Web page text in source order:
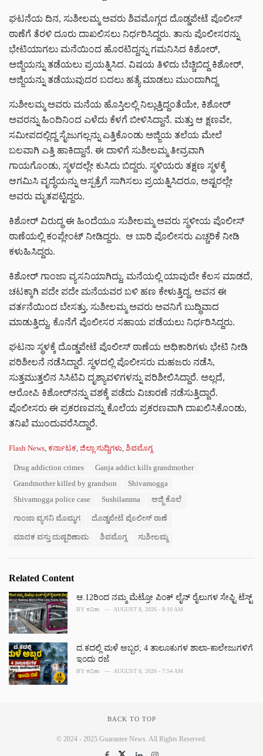
ಘಟನೆಯ ದಿನ, ಸುಶೀಲಮ್ಮ ಅವರು ಶಿವಮೊಗ್ಗದ ದೊಡ್ಡಪೇಟೆ ಪೊಲೀಸ್
ಠಾಣೆಗೆ ತೆರಳಿ ದೂರು ದಾಖಲಿಸಲು ನಿರ್ಧರಿಸಿದ್ದರು. ತಾನು ಪೊಲೀಸರನ್ನು
ಭೇಟಿಯಾಗಲು ಮನೆಯಿಂದ ಹೊರಟಿದ್ದನ್ನು ಗಮನಿಸಿದ ಕಿಶೋರ್,
ಅಜ್ಜಿಯನ್ನು ತಡೆಯಲು ಪ್ರಯತ್ನಿಸಿದ. ವಿಷಯ ತಿಳಿದು ಬೆಚ್ಚಿಬಿದ್ದ ಕಿಶೋರ್,
ಅಜ್ಜಿಯನ್ನು ತಡೆಯುವುದರ ಬದಲು ಹತ್ಯೆ ಮಾಡಲು ಮುಂದಾಗಿದ್ದ
ಸುಶೀಲಮ್ಮ ಅವರು ಮನೆಯ ಹೊಸ್ತಿಲಲ್ಲಿ ನಿಲ್ಲುತ್ತಿದ್ದಂತೆಯೇ, ಕಿಶೋರ್
ಅವರನ್ನು ಹಿಂದಿನಿಂದ ಎಳೆದು ಕೆಳಗೆ ಬೀಳಿಸಿದ್ದಾನೆ. ಮತ್ತು ಆ ಕ್ಷಣವೇ,
ಸಮೀಪದಲ್ಲಿದ್ದ ಸೈಜುಗಲ್ಲನ್ನು ಎತ್ತಿಕೊಂಡು ಅಜ್ಜಿಯ ತಲೆಯ ಮೇಲೆ
ಬಲವಾಗಿ ಎತ್ತಿ ಹಾಕಿದ್ದಾನೆ. ಈ ದಾಳಿಗೆ ಸುಶೀಲಮ್ಮ ತೀವ್ರವಾಗಿ
ಗಾಯಗೊಂಡು, ಸ್ಥಳದಲ್ಲೇ ಕುಸಿದು ಬಿದ್ದರು. ಸ್ಥಳಿಯರು ತಕ್ಷಣ ಸ್ಥಳಕ್ಕೆ
ಆಗಮಿಸಿ ವೃದ್ಧೆಯನ್ನು ಆಸ್ಪತ್ರೆಗೆ ಸಾಗಿಸಲು ಪ್ರಯತ್ನಿಸಿದರೂ, ಅಷ್ಟರಲ್ಲೇ
ಅವರು ಮೃತಪಟ್ಟಿದ್ದರು.
ಕಿಶೋರ್ ವಿರುದ್ಧ ಈ ಹಿಂದೆಯೂ ಸುಶೀಲಮ್ಮ ಅವರು ಸ್ಥಳೀಯ ಪೊಲೀಸ್
ಠಾಣೆಯಲ್ಲಿ ಕಂಪ್ಲೇಂಟ್ ನೀಡಿದ್ದರು. ಆ ಬಾರಿ ಪೊಲೀಸರು ಎಚ್ಚರಿಕೆ ನೀಡಿ
ಕಳುಹಿಸಿದ್ದರು.
ಕಿಶೋರ್ ಗಾಂಜಾ ವ್ಯಸನಿಯಾಗಿದ್ದು, ಮನೆಯಲ್ಲಿ ಯಾವುದೇ ಕೆಲಸ ಮಾಡದೆ,
ಚಟಕ್ಕಾಗಿ ಪದೇ ಪದೇ ಮನೆಯವರ ಬಳಿ ಹಣ ಕೇಳುತ್ತಿದ್ದ. ಅವನ ಈ
ವರ್ತನೆಯಿಂದ ಬೇಸತ್ತು, ಸುಶೀಲಮ್ಮ ಅವರು ಅವನಿಗೆ ಬುದ್ಧಿವಾದ
ಮಾಡುತ್ತಿದ್ದು, ಕೊನೆಗೆ ಪೊಲೀಸರ ಸಹಾಯ ಪಡೆಯಲು ನಿರ್ಧರಿಸಿದ್ದರು.
ಘಟನಾ ಸ್ಥಳಕ್ಕೆ ದೊಡ್ಡಪೇಟೆ ಪೊಲೀಸ್ ಠಾಣೆಯ ಅಧಿಕಾರಿಗಳು ಭೇಟಿ ನೀಡಿ
ಪರಿಶೀಲನೆ ನಡೆಸಿದ್ದಾರೆ. ಸ್ಥಳದಲ್ಲಿ ಪೊಲೀಸರು ಮಹಜರು ನಡೆಸಿ,
ಸುತ್ತಮುತ್ತಲಿನ ಸಿಸಿಟಿವಿ ದೃಶ್ಯಾವಳಿಗಳನ್ನು ಪರಿಶೀಲಿಸಿದ್ದಾರೆ. ಅಲ್ಲದೆ,
ಆರೋಪಿ ಕಿಶೋರ್‌ನನ್ನು ವಶಕ್ಕೆ ಪಡೆದು ವಿಚಾರಣೆ ನಡೆಸುತ್ತಿದ್ದಾರೆ.
ಪೊಲೀಸರು ಈ ಪ್ರಕರಣವನ್ನು ಕೊಲೆಯ ಪ್ರಕರಣವಾಗಿ ದಾಖಲಿಸಿಕೊಂಡು,
ತನಿಖೆ ಮುಂದುವರೆಸಿದ್ದಾರೆ.
C
Flash News ಕರ್ನಾಟಕ ಜಿಲ್ಲಾ ಸುದ್ದಿಗಳು ಶಿವಮೊಗ್ಗ
Drug addiction crimes
Ganja addict kills grandmother
Grandmother killed by grandson
Shivamogga
Shivamogga police case
Sushilamma ಅಜ್ಜಿ ಕೊಲೆ
ಗಾಂಜಾ ವ್ಯಸನಿ ಮೊಮ್ಮಗ ದೊಡ್ಡಪೇಟೆ ಪೊಲೀಸ್ ಠಾಣೆ
ಮಾದಕ ವಸ್ತು ದುಷ್ಪರಿಣಾಮ ಶಿವಮೊಗ್ಗ ಸುಶೀಲಮ್ಮ
Related Content
ಆ.12ರಿಂದ ನಮ್ಮ ಮೆಟ್ರೋ ಪಿಂಕ್ ಲೈನ್ ರೈಲುಗಳ ಸೇಫ್ಟಿ ಟೆಸ್ಟ್
BY ಕವಿತಾ AUGUST 8, 2026 - 8:10 AM
ದ.ಕದಲ್ಲಿ ಮಳೆ ಅಬ್ಬರ; 4 ತಾಲೂಕುಗಳ ಶಾಲಾ-ಕಾಲೇಜುಗಳಿಗೆ
ಇಂದು ರಜೆ
BY ಕವಿತಾ AUGUST 8, 2026 - 7:54 AM
BACK TO TOP
© 2024 - 2025 Guarantee News. All Rights Reserved.